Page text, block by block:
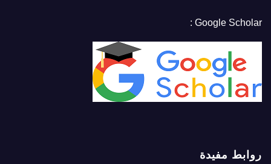
Google Scholar :
روابط مفيدة